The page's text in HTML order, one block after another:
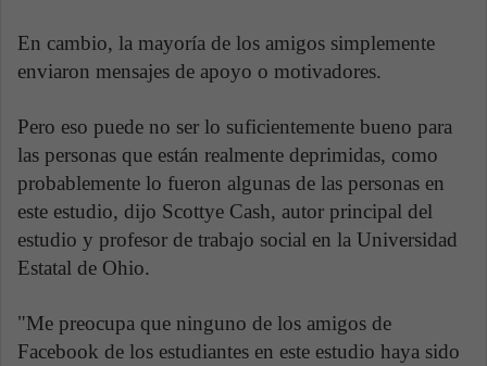
En cambio, la mayoría de los amigos simplemente
enviaron mensajes de apoyo o motivadores.
Pero eso puede no ser lo suficientemente bueno para
las personas que están realmente deprimidas, como
probablemente lo fueron algunas de las personas en
este estudio, dijo Scottye Cash, autor principal del
estudio y profesor de trabajo social en la Universidad
Estatal de Ohio.
"Me preocupa que ninguno de los amigos de
Facebook de los estudiantes en este estudio haya sido